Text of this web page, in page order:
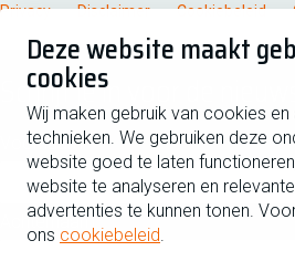
Deze website maakt
cookies
Wij maken gebruik van cookies
technieken. We gebruiken deze
website goed te laten
website te analyseren en
advertenties te kunnen tonen.
ons cookiebeleid.
Privacy Disclaimer Cookiebeleid
Schrijf je in voor de
Voornaam
Achternaam